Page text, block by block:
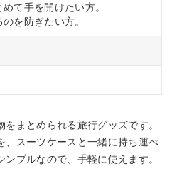
て手を開けたい方。
を防ぎたい方。
まとめられる旅行グッズです。
、スーツケースと一緒に持ち運べ
プルなので、手軽に使えます。